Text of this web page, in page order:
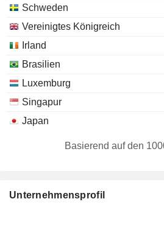
Schweden
Vereinigtes Königreich
Irland
Brasilien
Luxemburg
Singapur
Japan
Basierend auf den
Unternehmensprofil